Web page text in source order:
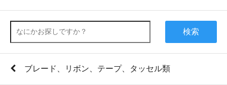
検索
ブレード、リボン、テープ、タッセル類